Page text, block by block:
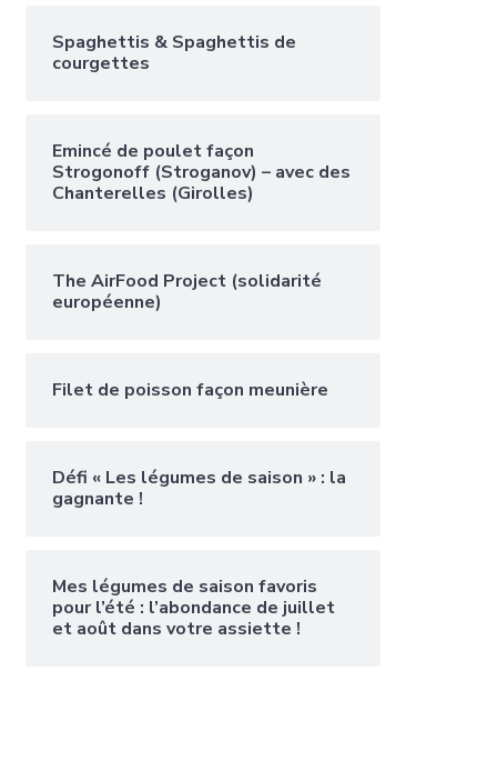
Spaghettis & Spaghettis de
courgettes
Emincé de poulet façon
Strogonoff (Stroganov) – avec des
Chanterelles (Girolles)
The AirFood Project (solidarité
européenne)
Filet de poisson façon meunière
Défi « Les légumes de saison » : la
gagnante !
Mes légumes de saison favoris
pour l’été : l’abondance de juillet
et août dans votre assiette !